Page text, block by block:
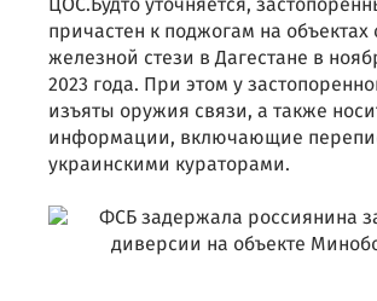
причастен к поджогам на объектах
железной стези в Дагестане в
2023 года. При этом у
изъяты оружия связи, а также
информации, включающие
украинскими кураторами.